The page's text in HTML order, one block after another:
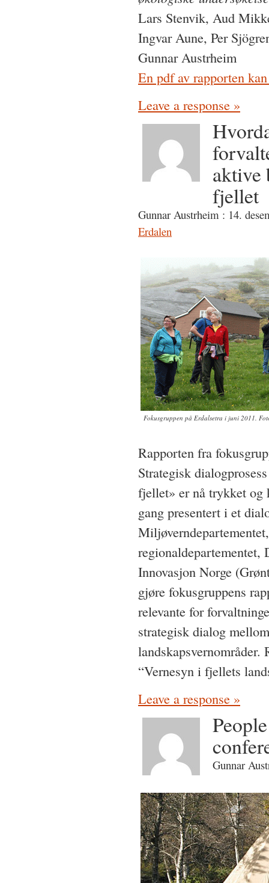
Lars Stenvik, Aud
Ingvar Aune, Per
Gunnar Austrheim
En pdf av rapporten
Leave a response »
aktive
fjellet
Gunnar Austrheim : 14.
Erdalen
Fokusgruppen på Erdalsetra i juni 2011.
Rapporten fra
Strategisk
fjellet» er nå trykket og
gang presentert i et
Innovasjon Norge
gjøre fokusgruppens
relevante for
strategisk dialog
landskapsvernområder.
“Vernesyn i fjellets
Leave a response »
Gunnar